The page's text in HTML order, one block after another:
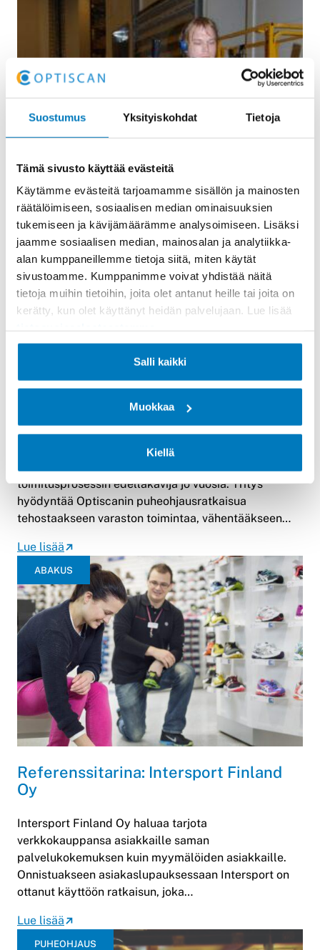
Suostumus Yksityiskohdat Tietoja
Tämä sivusto käyttää evästeitä
Käytämme evästeitä tarjoamamme sisällön ja mainosten
räätälöimiseen, sosiaalisen median ominaisuuksien
tukemiseen ja kävijämäärämme analysoimiseen. Lisäksi
jaamme sosiaalisen median, mainosalan ja analytiikka-
alan kumppaneillemme tietoja siitä, miten käytät
sivustoamme. Kumppanimme voivat yhdistää näitä
tietoja muihin tietoihin, joita olet antanut heille tai joita on
kerätty, kun olet käyttänyt heidän palvelujaan. Lue lisää
Salli kaikki
Muokkaa
Kiellä
Referenssitarina: Verkkokauppa.com –
Puheohjaus tukee monikanavaisen
logistiikan sujuvuutta
Suomen tunnetuimpiin verkkokauppoihin kuuluva
toimitusprosessin edelläkävijä jo vuosia. Yritys
hyödyntää Optiscanin puheohjausratkaisua
tehostaakseen varaston toimintaa, vähentääkseen…
Lue lisää
ABAKUS
Referenssitarina: Intersport Finland
Oy
Intersport Finland Oy haluaa tarjota
verkkokauppansa asiakkaille saman
palvelukokemuksen kuin myymälöiden asiakkaille.
Onnistuakseen asiakaslupauksessaan Intersport on
ottanut käyttöön ratkaisun, joka…
Lue lisää
PUHEOHJAUS